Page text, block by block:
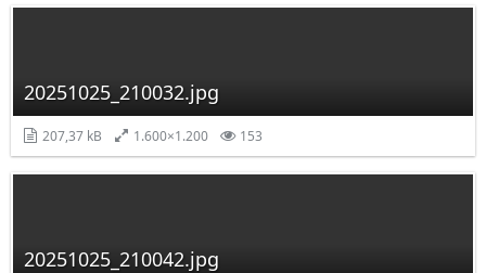
20251025_210032.jpg
207,37 kB 1.600×1.200 153
20251025_210042.jpg